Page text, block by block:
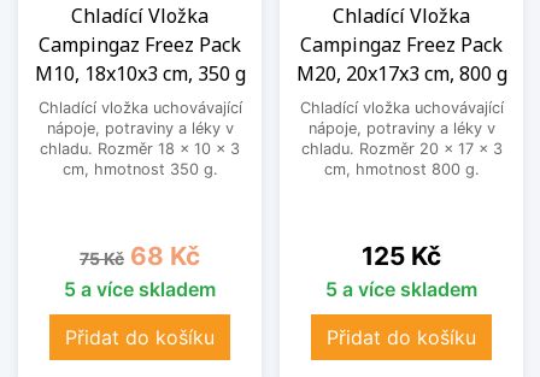
Chladící Vložka
Campingaz Freez Pack
M10, 18x10x3 cm, 350 g
Chladící vložka uchovávající
nápoje, potraviny a léky v
chladu. Rozměr 18 x 10 x 3
cm, hmotnost 350 g.
Běžná cena
75 Kč Cena
68 Kč
5 a více skladem
Přidat do košíku
Chladící Vložka
Campingaz Freez Pack
M20, 20x17x3 cm, 800 g
Chladící vložka uchovávající
nápoje, potraviny a léky v
chladu. Rozměr 20 x 17 x 3
cm, hmotnost 800 g.
Cena
125 Kč
5 a více skladem
Přidat do košíku